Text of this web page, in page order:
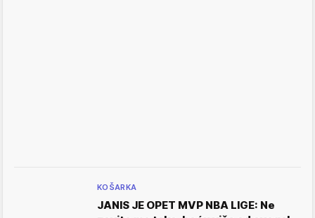
KOŠARKA
JANIS JE OPET MVP NBA LIGE: Ne